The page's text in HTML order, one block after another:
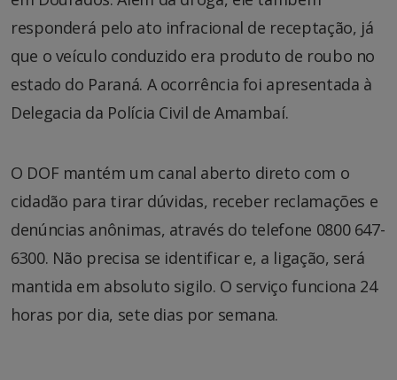
responderá pelo ato infracional de receptação, já
que o veículo conduzido era produto de roubo no
estado do Paraná. A ocorrência foi apresentada à
Delegacia da Polícia Civil de Amambaí.
O DOF mantém um canal aberto direto com o
cidadão para tirar dúvidas, receber reclamações e
denúncias anônimas, através do telefone 0800 647-
6300. Não precisa se identificar e, a ligação, será
mantida em absoluto sigilo. O serviço funciona 24
horas por dia, sete dias por semana.